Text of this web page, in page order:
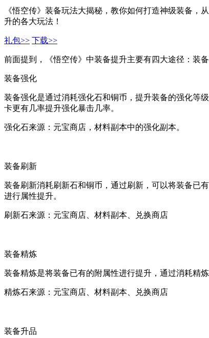
《悟空传》装备玩法大揭秘，教你如何打造神级装备
升的各大玩法！
礼包>> 下载>>
前面提到，《悟空传》中装备提升主要有四大途径：装
装备强化
装备强化是通过消耗强化石和铜币，提升装备的强化等
卡更有几率提升强化暴击几率。
强化石来源：元宝商店，材料副本中的强化副本。
装备刷新
装备刷新消耗刷新石和铜币，通过刷新，可以将装备已
进行属性提升。
刷新石来源：元宝商店、材料副本、兑换商店
装备精炼
装备精炼是将装备已有的附属性进行提升，通过消耗精
精炼石来源：元宝商店、材料副本、兑换商店
装备升品